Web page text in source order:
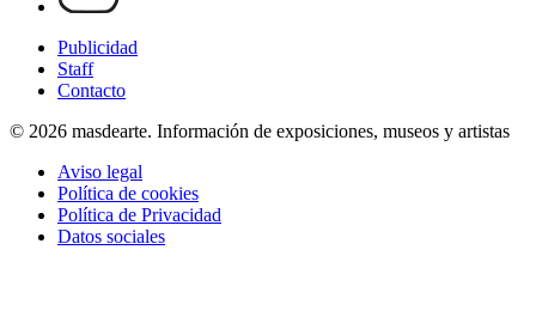
Publicidad
Staff
Contacto
© 2026 masdearte. Información de exposiciones, museos y artistas
Aviso legal
Política de cookies
Política de Privacidad
Datos sociales